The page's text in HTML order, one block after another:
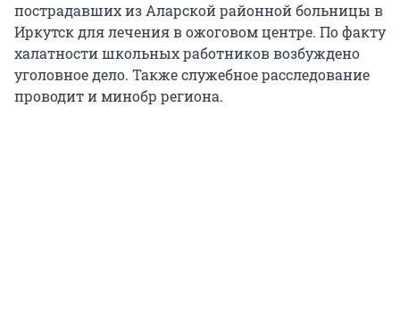
пострадавших из Аларской районной больницы в
Иркутск для лечения в ожоговом центре. По факту
халатности школьных работников возбуждено
уголовное дело. Также служебное расследование
проводит и минобр региона.